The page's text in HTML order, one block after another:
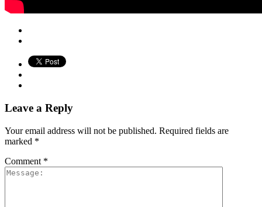
Leave a Reply
Your email address will not be published. Required fields are
marked *
Comment *